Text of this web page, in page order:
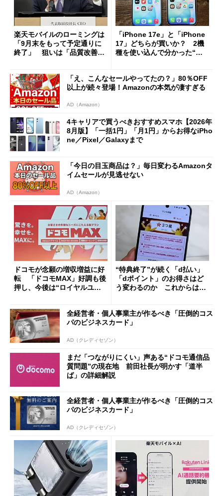
楽天モバイルのローミングは
「9月末をもって予定通りに
終了」 狙いは「品質改善」
も
「iPhone 17e」と「iPhone
17」どちらが買いか？ 2機
種を使い込んで分かった“ス
「え、こんなセールやってたの？」80％OFF
以上が続々登場！Amazonの本気が凄すぎる
AD（Amazon）
4キャリアで買うべきおすすめスマホ【2026年
8月版】「一括1円」「月1円」からお得なiPho
ne／Pixel／Galaxyまで
「今日の目玉商品は？」毎日変わるAmazonタ
イムセールが見逃せない
AD（Amazon）
ドコモが念願の増収増益に好
転 「ドコモMAX」好調も後
押し、今後は“ロイヤルユー
“特典終了”が続く「d払い」
「dポイント」のお得さはど
う変わるのか これからは
全経営者・個人事業主が作るべき「圧倒的コス
パのビジネスカード」
AD（クレディセゾン）
まだ「つながりにくい」声ある“ドコモ通信品
質問題”の現在地 前田社長が明かす「道半
ば」の詳細解説
全経営者・個人事業主が作るべき「圧倒的コス
パのビジネスカード」
AD（クレディセゾン）